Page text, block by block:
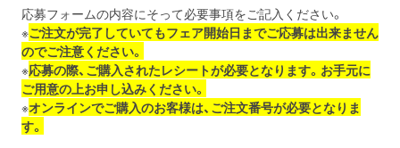
応募フォームの内容にそって必要事項をご記入ください。
※ご注文が完了していてもフェア開始日までご応募は出来ません
のでご注意ください。
※応募の際、ご購入されたレシートが必要となります。お手元に
ご用意の上お申し込みください。
※オンラインでご購入のお客様は、ご注文番号が必要となりま
す。